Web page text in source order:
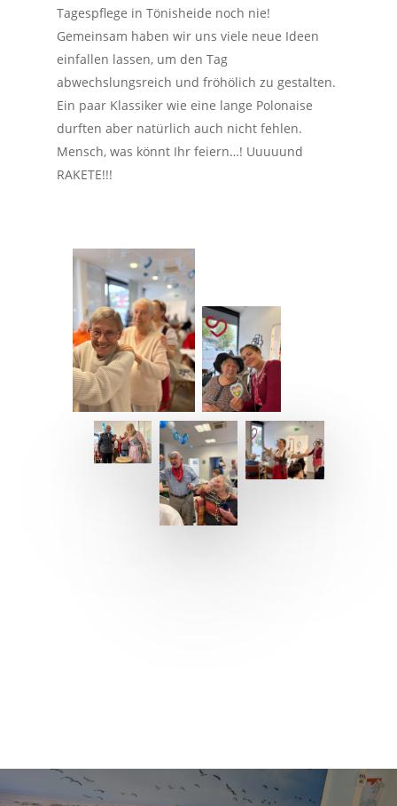
Tagespflege in Tönisheide noch nie!
Gemeinsam haben wir uns viele neue Ideen
einfallen lassen, um den Tag
abwechslungsreich und fröhölich zu gestalten.
Ein paar Klassiker wie eine lange Polonaise
durften aber natürlich auch nicht fehlen.
Mensch, was könnt Ihr feiern…! Uuuuund
RAKETE!!!